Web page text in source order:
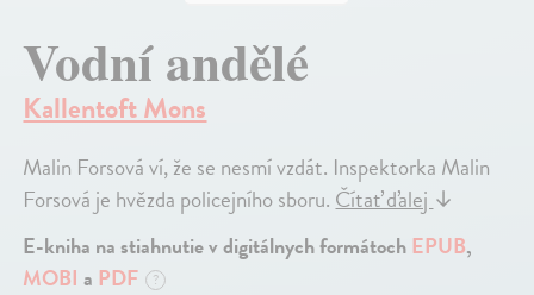
Vodní andělé
Kallentoft Mons
Malin Forsová ví, že se nesmí vzdát. Inspektorka Malin
Forsová je hvězda policejního sboru.Čítať ďalej↓
E-kniha na stiahnutie v digitálnych formátochEPUB,
MOBI a PDF ?